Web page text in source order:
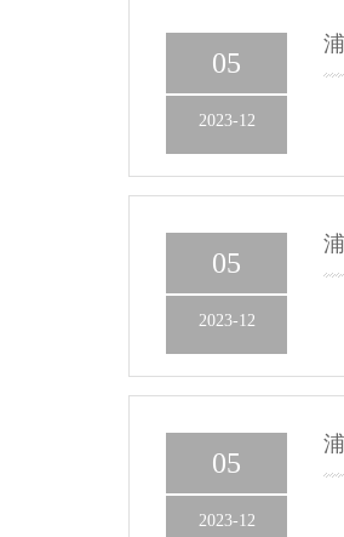
05
2023-12
05
2023-12
05
2023-12